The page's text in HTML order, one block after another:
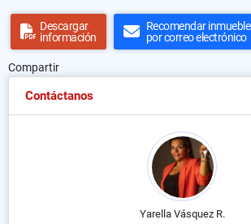
Descargar
información
Recomendar inmueble
por correo electrónico
Compartir
Contáctanos
Yarella Vásquez R.